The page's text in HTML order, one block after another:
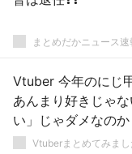
まとめだかニュース速
Vtuber 今年のにじ
あんまり好きじゃ
い」じゃダメなの
るみたいじゃん
Vtuberまとめてみまし